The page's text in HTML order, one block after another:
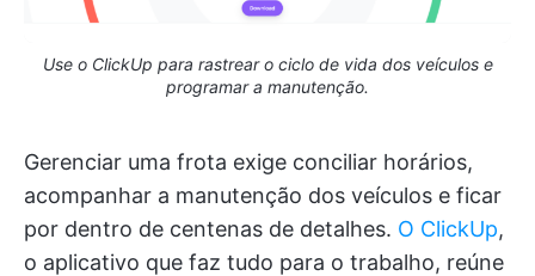
Use o ClickUp para rastrear o ciclo de vida dos veículos e
programar a manutenção.
Gerenciar uma frota exige conciliar horários,
acompanhar a manutenção dos veículos e ficar
por dentro de centenas de detalhes. O ClickUp,
o aplicativo que faz tudo para o trabalho, reúne